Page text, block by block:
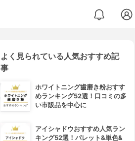
よく見られている人気おすすめ記
事
ホワイトニング歯磨き粉おすす
めランキング52選！口コミの多
い市販品を中心に
アイシャドウおすすめ人気ラン
キング52選！パレット&単色&